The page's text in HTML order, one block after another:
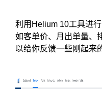
利用Helium 10工具进
如客单价、月出单量、
以给你反馈一些刚起来